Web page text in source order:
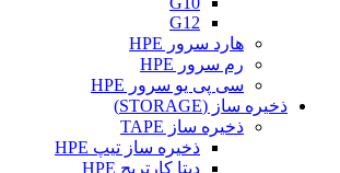
G12
هارد سرور HPE
رم سرور HPE
سی پی یو سرور HPE
ذخیره ساز (STORAGE)
ذخیره ساز TAPE
ذخیره ساز تیپ HPE
دیتا کارتریج HPE